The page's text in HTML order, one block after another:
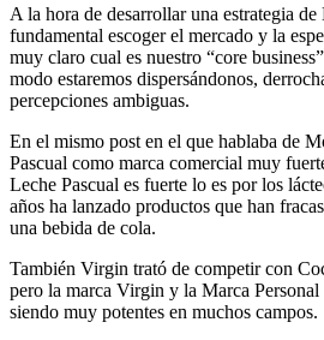
A la hora de desarrollar una estrategia
fundamental escoger el mercado y la
muy claro cual es nuestro “core
modo estaremos dispersándonos,
percepciones ambiguas.
En el mismo post en el que hablaba de
Pascual como marca comercial muy
Leche Pascual es fuerte lo es por los
años ha lanzado productos que han
una bebida de cola.
También Virgin trató de competir con
pero la marca Virgin y la Marca
siendo muy potentes en muchos campos.